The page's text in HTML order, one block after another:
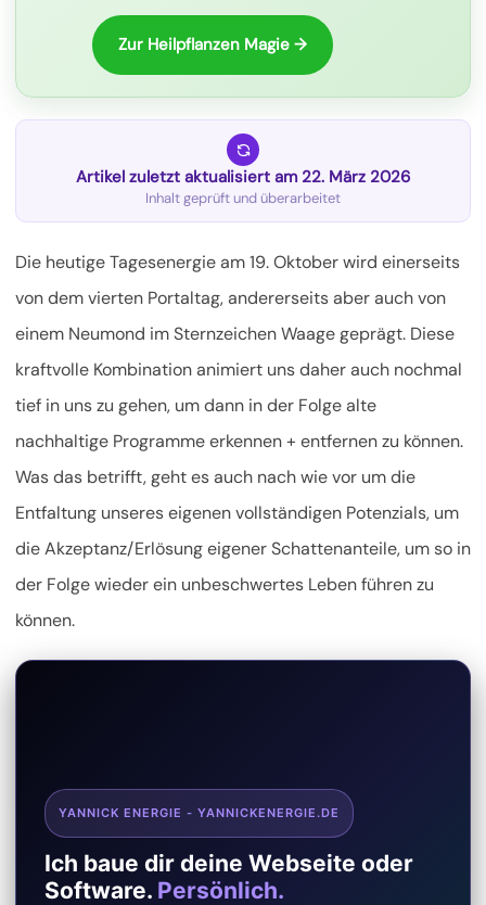
Zur Heilpflanzen Magie →
Artikel zuletzt aktualisiert am 22. März 2026
Inhalt geprüft und überarbeitet
Die heutige Tagesenergie am 19. Oktober wird einerseits
von dem vierten Portaltag, andererseits aber auch von
einem Neumond im Sternzeichen Waage geprägt. Diese
kraftvolle Kombination animiert uns daher auch nochmal
tief in uns zu gehen, um dann in der Folge alte
nachhaltige Programme erkennen + entfernen zu können.
Was das betrifft, geht es auch nach wie vor um die
Entfaltung unseres eigenen vollständigen Potenzials, um
die Akzeptanz/Erlösung eigenerSchattenanteile, um so in
der Folge wieder ein unbeschwertes Leben führen zu
können.
YANNICK ENERGIE - YANNICKENERGIE.DE
Ich baue dir deine Webseite oder
Software. Persönlich.